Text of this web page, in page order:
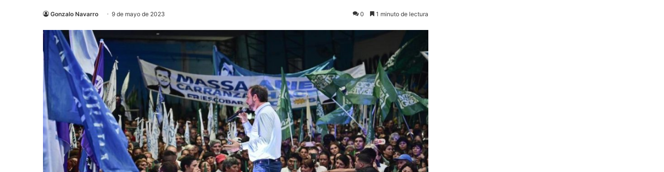
Gonzalo Navarro 9 de mayo de 2023 0 1 minuto de lectura